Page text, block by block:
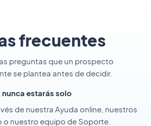
frecuentes
preguntas que un prospecto
se plantea antes de decidir.
estarás solo
de nuestra Ayuda online, nuestros
o nuestro equipo de Soporte.